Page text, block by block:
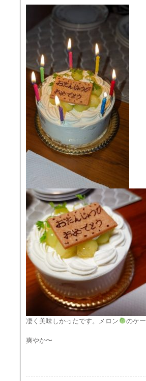
凄く美味しかったです。メロン のケ
爽やか〜